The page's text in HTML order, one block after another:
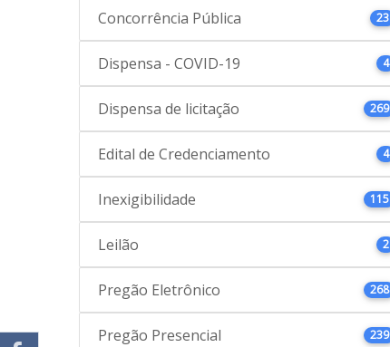
Concorrência Pública 23
Dispensa - COVID-19 4
Dispensa de licitação 269
Edital de Credenciamento 4
Inexigibilidade 115
Leilão 2
Pregão Eletrônico 268
Pregão Presencial 239